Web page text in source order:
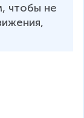
чтобы не